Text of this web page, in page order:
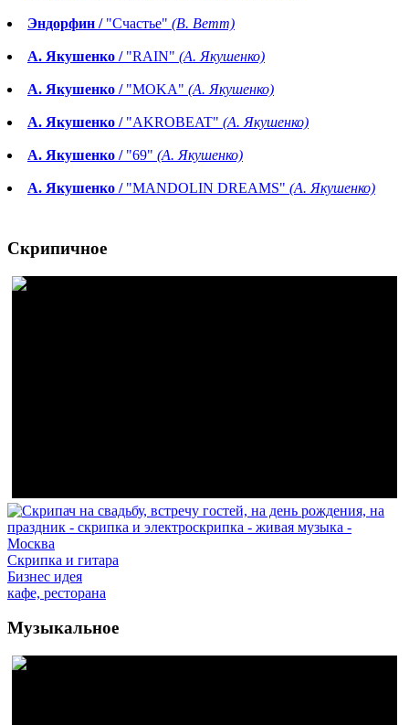
Эндорфин /"Счастье" (В. Ветт)
А. Якушенко /"RAIN" (А. Якушенко)
А. Якушенко /"MOKA" (А. Якушенко)
А. Якушенко /"AKROBEAT" (А. Якушенко)
А. Якушенко /"69" (А. Якушенко)
А. Якушенко /"MANDOLIN DREAMS" (А. Якушенко)
Скрипичное
Скрипка и гитара
Бизнес идея
кафе, ресторана
Музыкальное